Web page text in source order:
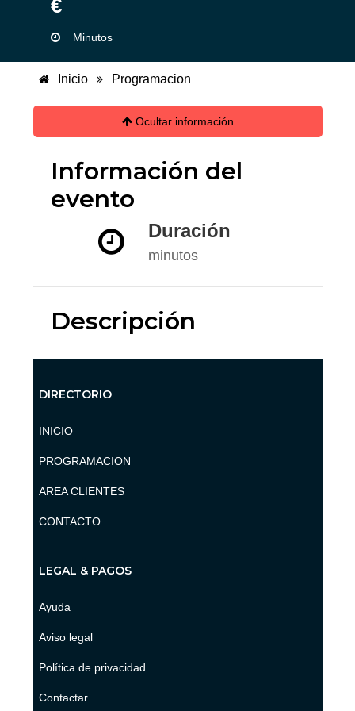
€
Minutos
Inicio Programacion
Ocultar información
Información del
evento
Duración
minutos
Descripción
DIRECTORIO
INICIO
PROGRAMACION
AREA CLIENTES
CONTACTO
LEGAL & PAGOS
Ayuda
Aviso legal
Política de privacidad
Contactar